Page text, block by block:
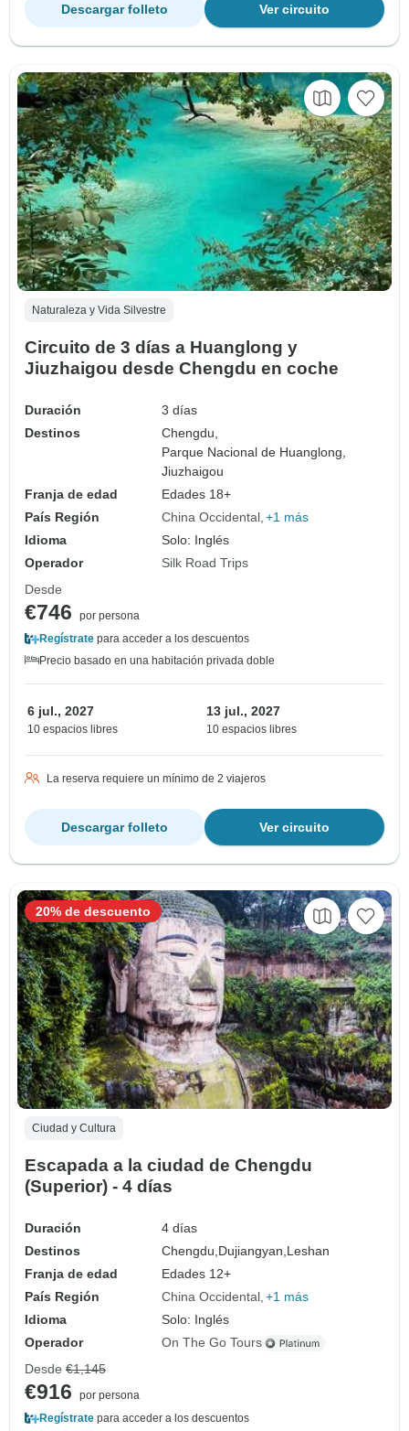
Ver circuito
Descargar folleto
Naturaleza y Vida Silvestre
Circuito de 3 días a Huanglong y
Jiuzhaigou desde Chengdu en coche
Duración
3 días
Destinos
Chengdu,
Parque Nacional de Huanglong,
Jiuzhaigou
Franja de edad
Edades 18+
País Región
China Occidental +1 más
Idioma
Solo: Inglés
Operador
Silk Road Trips
Desde
€746
por persona
Regístrate para acceder a los descuentos
Precio basado en una habitación privada doble
6 jul., 2027
10 espacios libres
13 jul., 2027
10 espacios libres
La reserva requiere un mínimo de 2 viajeros
Ver circuito
Descargar folleto
Ciudad y Cultura
Escapada a la ciudad de Chengdu
(Superior) - 4 días
Duración
4 días
Destinos
Chengdu,Dujiangyan,Leshan
Franja de edad
Edades 12+
País Región
China Occidental +1 más
Idioma
Solo: Inglés
Operador
On The Go Tours
20% de descuento
Desde €1,145
€916
por persona
Regístrate para acceder a los descuentos